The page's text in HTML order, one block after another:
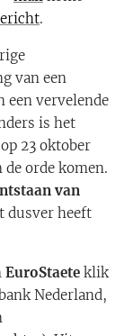
.
van een
een vervelende
is het
23 oktober
de orde komen.
van
dusver heeft
EuroStaete klik
Nederland,